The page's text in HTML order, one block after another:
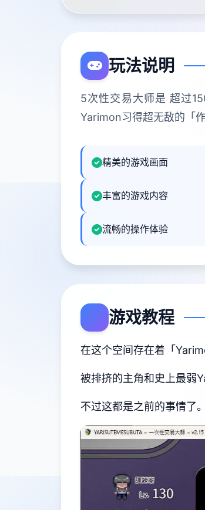
玩法说明
5次性交易大师是 超过
Yarimon习得超无敌的「
精美的游戏画面
丰富的游戏内容
流畅的操作体验
游戏教程
在这个空间存在着「
被排挤的主角和史上最弱
不过这都是之前的事情了。